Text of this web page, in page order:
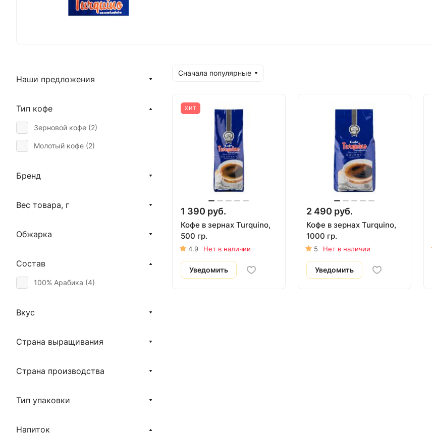
Наши предложения
Тип кофе
Зерновой кофе (2)
Молотый кофе (2)
Бренд
Вес товара, г
Обжарка
Состав
100% Арабика (4)
Вкус
Страна выращивания
Страна производства
Тип упаковки
Напиток
Сначала популярные
ХИТ
1 390 руб.
Кофе в зернах Turquino,
500 гр.
4.9 Нет в наличии
Уведомить
2 490 руб.
Кофе в зернах Turquino,
1000 гр.
5 Нет в наличии
Уведомить